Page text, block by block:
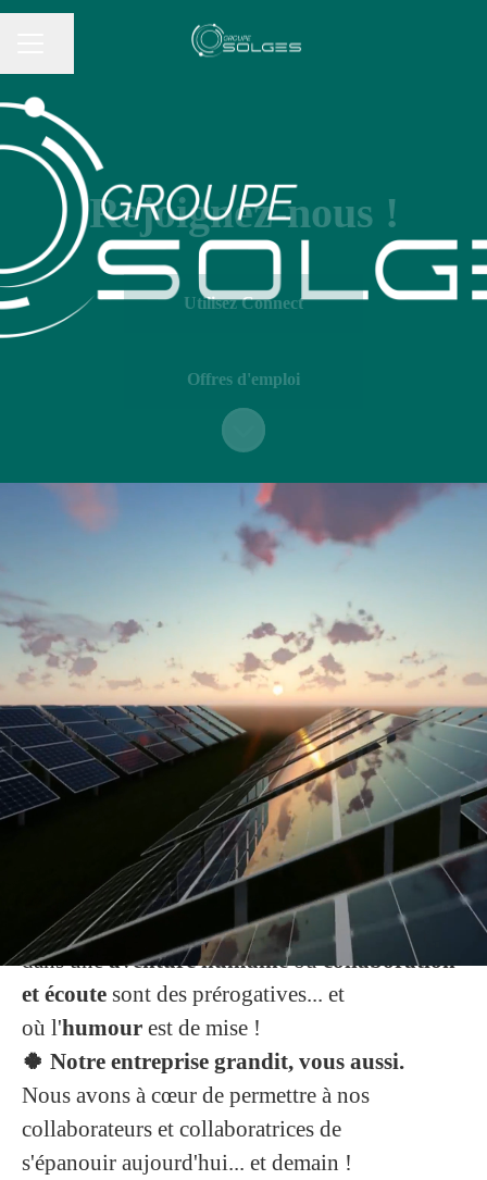
Rejoignez-nous !
Utilisez Connect
Offres d'emploi
Faire défiler jusqu'au contenu
Envie de propulser
votre carrière ?
🚀 Alors embarquez !
Rejoindre leGROUPE SOLGESc'est
participer à desprojets stimulants et porteurs
de sens.
Nous contribuons à notre échelle à latransition
énergétiquedans un esprit d'innovation
et
indépendance.
🤩 Rejoindre notre équipe c'est aussi se lancer
dans uneaventure humaineoùcollaboration
et écoute sont des prérogatives... et
où l'humour est de mise !
🍀 Notre entreprise grandit, vous aussi.
Nous avons à cœur de permettre à nos
collaborateurs et collaboratrices de
s'épanouir aujourd'hui... et demain !